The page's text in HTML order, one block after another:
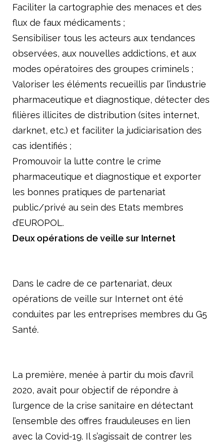
Faciliter la cartographie des menaces et des
flux de faux médicaments ;
Sensibiliser tous les acteurs aux tendances
observées, aux nouvelles addictions, et aux
modes opératoires des groupes criminels ;
Valoriser les éléments recueillis par l’industrie
pharmaceutique et diagnostique, détecter des
filières illicites de distribution (sites internet,
darknet, etc.) et faciliter la judiciarisation des
cas identifiés ;
Promouvoir la lutte contre le crime
pharmaceutique et diagnostique et exporter
les bonnes pratiques de partenariat
public/privé au sein des Etats membres
d’EUROPOL.
Deux opérations de veille sur Internet
Dans le cadre de ce partenariat, deux
opérations de veille sur Internet ont été
conduites par les entreprises membres du G5
Santé.
La première, menée à partir du mois d’avril
2020, avait pour objectif de répondre à
l’urgence de la crise sanitaire en détectant
l’ensemble des offres frauduleuses en lien
avec la Covid-19. Il s’agissait de contrer les